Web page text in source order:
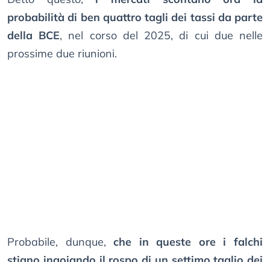
probabilità di ben quattro tagli dei tassi da parte
della BCE, nel corso del 2025, di cui due nelle
prossime due riunioni.
Probabile, dunque,che in queste ore i falchi